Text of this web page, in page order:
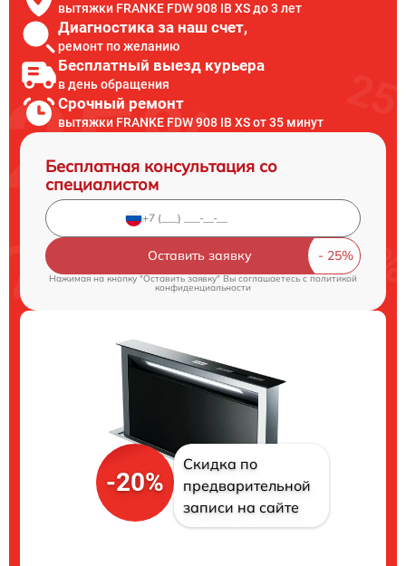
вытяжки FRANKE FDW 908 IB XS до 3 лет
Диагностика за наш счет,
ремонт по желанию
Бесплатный выезд курьера
в день обращения
Срочный ремонт
вытяжки FRANKE FDW 908 IB XS от 35 минут
Бесплатная консультация со
специалистом
Оставить заявку
Нажимая на кнопку "Оставить заявку" Вы соглашаетесь cполитикой
конфиденциальности
-20%
Скидка по
предварительной
записи на сайте